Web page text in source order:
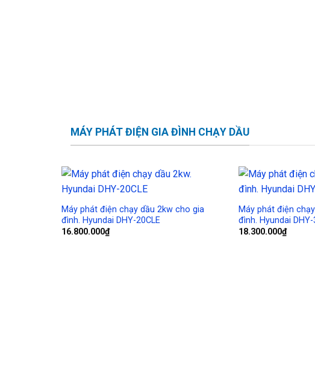
MÁY PHÁT ĐIỆN GIA ĐÌNH CHẠY DẦU
Wishlist
Máy phát điện chạy dầu 2kw cho gia
đình. Hyundai DHY-20CLE
16.800.000₫
Máy phát điện
đình. Hyundai DHY-
18.300.000₫